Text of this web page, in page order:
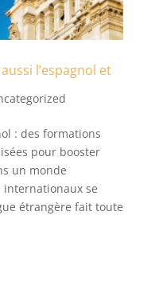
l’espagnol et
: des formations
pour booster
un monde
internationaux se
étrangère fait toute